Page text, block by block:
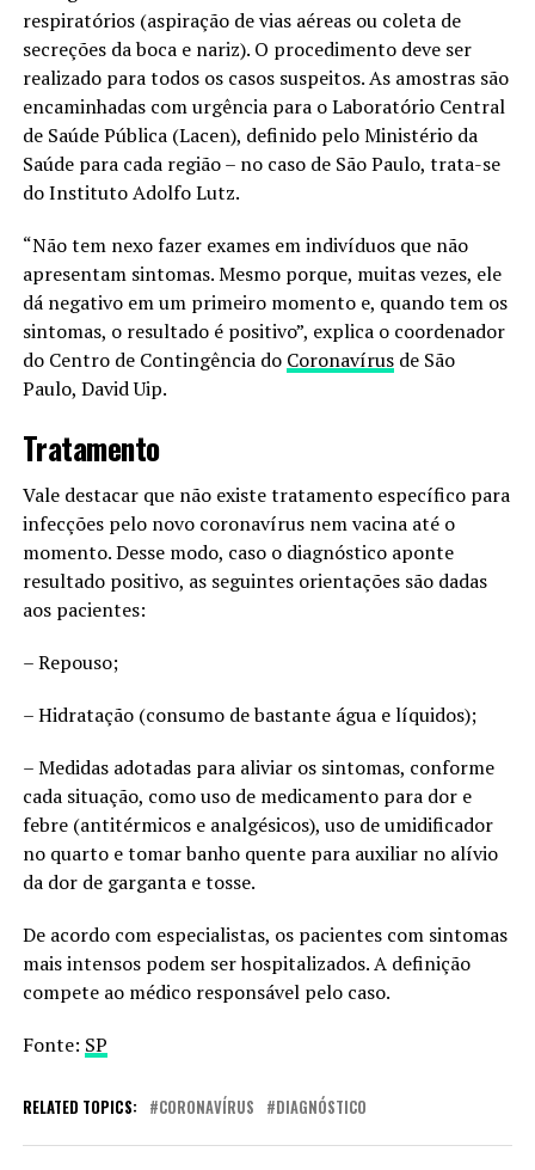
respiratórios (aspiração de vias aéreas ou coleta de
secreções da boca e nariz). O procedimento deve ser
realizado para todos os casos suspeitos. As amostras são
encaminhadas com urgência para o Laboratório Central
de Saúde Pública (Lacen), definido pelo Ministério da
Saúde para cada região – no caso de São Paulo, trata-se
do Instituto Adolfo Lutz.
“Não tem nexo fazer exames em indivíduos que não
apresentam sintomas. Mesmo porque, muitas vezes, ele
dá negativo em um primeiro momento e, quando tem os
sintomas, o resultado é positivo”, explica o coordenador
do Centro de Contingência do Coronavírusde São
Paulo, David Uip.
Tratamento
Vale destacar que não existe tratamento específico para
infecções pelo novo coronavírus nem vacina até o
momento. Desse modo, caso o diagnóstico aponte
resultado positivo, as seguintes orientações são dadas
aos pacientes:
– Repouso;
– Hidratação (consumo de bastante água e líquidos);
– Medidas adotadas para aliviar os sintomas, conforme
cada situação, como uso de medicamento para dor e
febre (antitérmicos e analgésicos), uso de umidificador
no quarto e tomar banho quente para auxiliar no alívio
da dor de garganta e tosse.
De acordo com especialistas, os pacientes com sintomas
mais intensos podem ser hospitalizados. A definição
compete ao médico responsável pelo caso.
Fonte: SP
RELATED TOPICS: CORONAVÍRUS DIAGNÓSTICO